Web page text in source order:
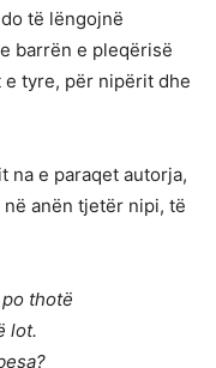
të lëngojnë
barrën e pleqërisë
tyre, për nipërit dhe
na e paraqet autorja,
anën tjetër nipi, të
thotë
lot.